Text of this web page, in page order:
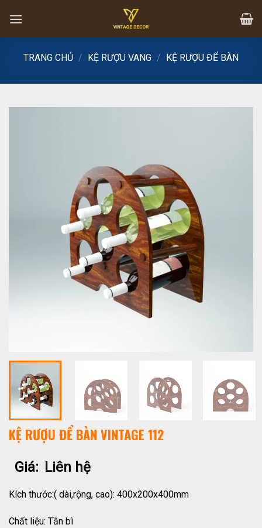
content
TRANG CHỦ / KỆ RƯỢU VANG / KỆ RƯỢU ĐỂ BÀN
KỆ RƯỢU ĐỂ BÀN VINTAGE 112
Giá: Liên hệ
Kích thước:( dài,rộng, cao): 400x200x400mm
Chất liệu: Tần bì